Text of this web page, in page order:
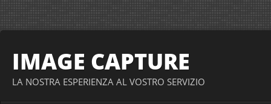
IMAGE CAPTURE
LA NOSTRA ESPERIENZA AL VOSTRO SERVIZIO